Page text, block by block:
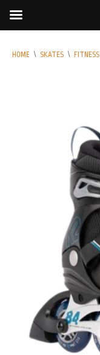
HOME \ SKATES \ FITNESS